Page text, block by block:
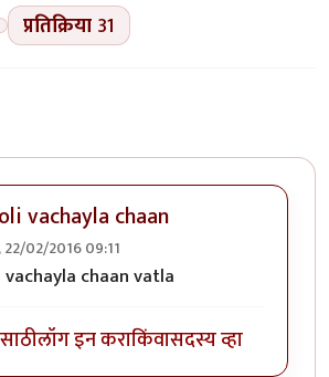
प्रतिक्रिया 31
vachayla chaan
22/02/2016 09:11
chaan vatla
लॉग इन कराकिंवासदस्य व्हा